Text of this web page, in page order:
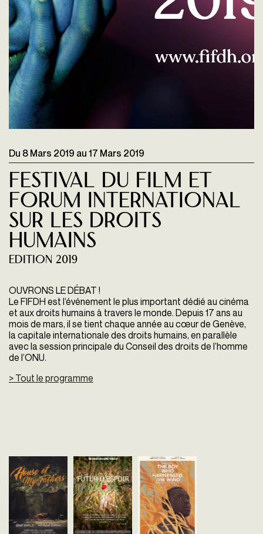
Du 8 Mars 2019 au 17 Mars 2019
Festival du Film et
Forum International
sur les Droits
Humains
Edition 2019
OUVRONS LE DÉBAT !
Le FIFDH est l’événement le plus important dédié au cinéma
et aux droits humains à travers le monde. Depuis 17 ans au
mois de mars, il se tient chaque année au cœur de Genève,
la capitale internationale des droits humains, en parallèle
avec la session principale du Conseil des droits de l’homme
de l’ONU.
> Tout le programme
Sri Lanka - 2018
vost - 95'
Deux villages du Sri Lanka,
l’un tamoul et l'autre
cingalais, sont en conflit.
Lorsque l'infertilité frappe les
deux camps, les Dieux leur
envoient...
vofr - 90'
L’agriculture biologique peut-
elle nourrir tout le monde?
Quelles conséquences
sociales, économiques et
écologiques présager avec
une agriculture...
Chiwetel Ejiofor
Royaume-Uni - 2019
vost - 113'
Le jeune William vit
village du Malawi aux
de sa mère (Aïssa
son père (Chiwetel
Lorsqu’une terrible...